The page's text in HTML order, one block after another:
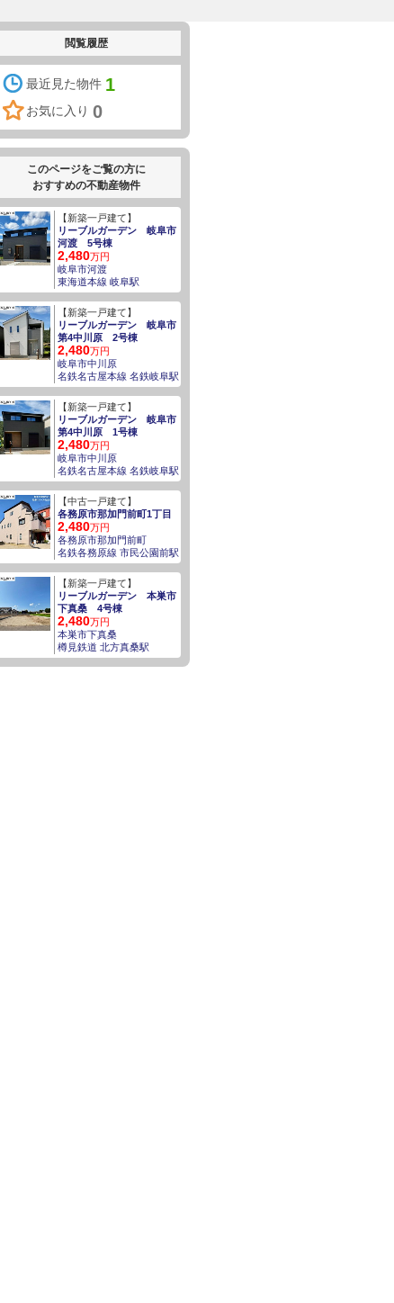
閲覧履歴
最近見た物件 1
お気に入り 0
このページをご覧の方に
おすすめの不動産物件
【新築一戸建て】
リーブルガーデン 岐阜市
河渡 5号棟
2,480万円
岐阜市河渡
東海道本線 岐阜駅
【新築一戸建て】
リーブルガーデン 岐阜市
第4中川原 2号棟
2,480万円
岐阜市中川原
名鉄名古屋本線 名鉄岐阜駅
【新築一戸建て】
リーブルガーデン 岐阜市
第4中川原 1号棟
2,480万円
岐阜市中川原
名鉄名古屋本線 名鉄岐阜駅
【中古一戸建て】
各務原市那加門前町1丁目
2,480万円
各務原市那加門前町
名鉄各務原線 市民公園前駅
【新築一戸建て】
リーブルガーデン 本巣市
下真桑 4号棟
2,480万円
本巣市下真桑
樽見鉄道 北方真桑駅